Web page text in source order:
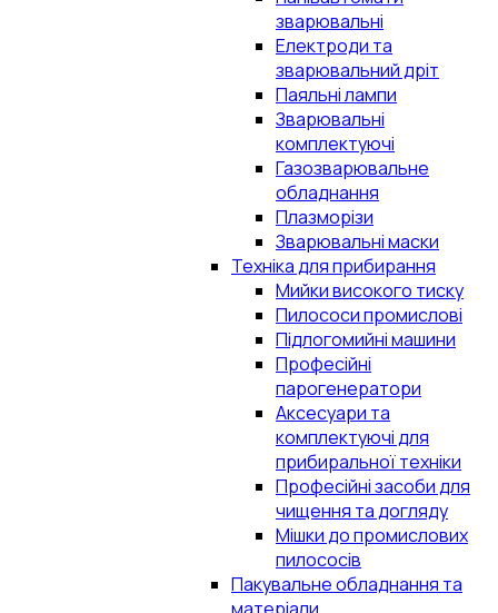
зварювальні
Електроди та
зварювальний дріт
Паяльні лампи
Зварювальні
комплектуючі
Газозварювальне
обладнання
Плазморізи
Зварювальні маски
Техніка для прибирання
Мийки високого тиску
Пилососи промислові
Підлогомийні машини
Професійні
парогенератори
Аксесуари та
комплектуючі для
прибиральної техніки
Професійні засоби для
чищення та догляду
Мішки до промислових
пилососів
Пакувальне обладнання та